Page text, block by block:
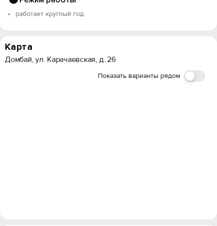
работает круглый год
Карта
Домбай, ул. Карачаевская, д. 26
Показать варианты рядом